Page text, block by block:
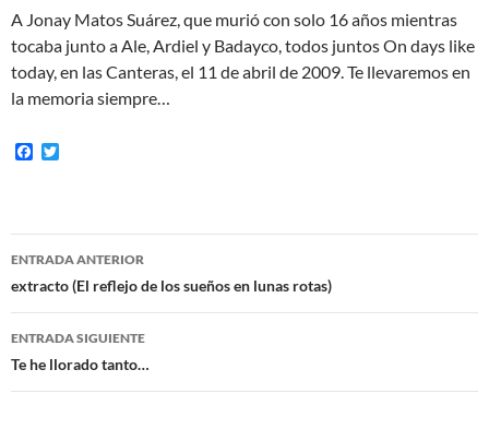
A Jonay Matos Suárez, que murió con solo 16 años mientras
tocaba junto a Ale, Ardiel y Badayco, todos juntos On days like
today, en las Canteras, el 11 de abril de 2009. Te llevaremos en
la memoria siempre…
F
o
o
e
r
Navegación
de
entradas
ENTRADA ANTERIOR
extracto (El reflejo de los sueños en lunas rotas)
ENTRADA SIGUIENTE
Te he llorado tanto…